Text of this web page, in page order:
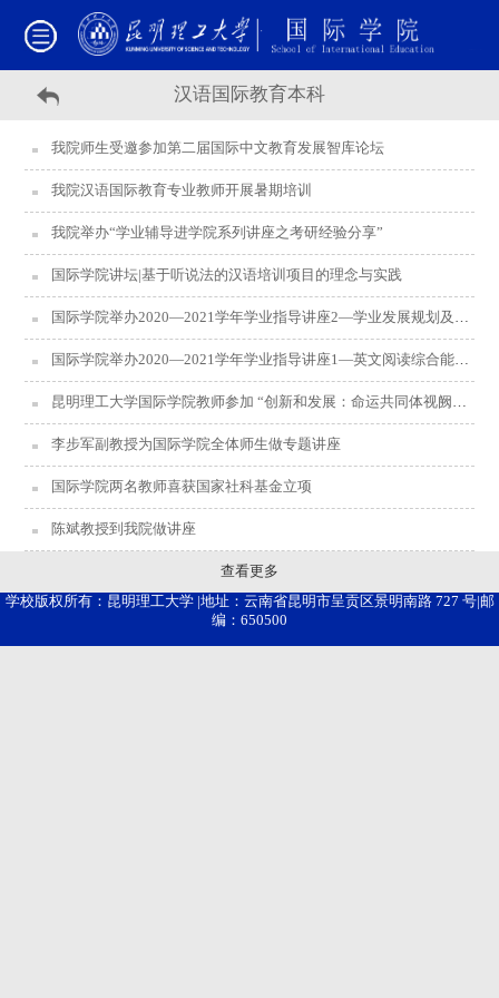
汉语国际教育本科
我院师生受邀参加第二届国际中文教育发展智库论坛
我院汉语国际教育专业教师开展暑期培训
我院举办“学业辅导进学院系列讲座之考研经验分享”
国际学院讲坛|基于听说法的汉语培训项目的理念与实践
国际学院举办2020—2021学年学业指导讲座2—学业发展规划及辅导
国际学院举办2020—2021学年学业指导讲座1—英文阅读综合能力提升
昆明理工大学国际学院教师参加 “创新和发展：命运共同体视阙下的国别和区域研究”研讨会
李步军副教授为国际学院全体师生做专题讲座
国际学院两名教师喜获国家社科基金立项
陈斌教授到我院做讲座
查看更多
学校版权所有：昆明理工大学 |地址：云南省昆明市呈贡区景明南路 727 号|邮
编：650500